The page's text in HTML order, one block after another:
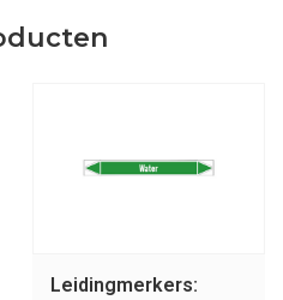
Leidingmerkers: